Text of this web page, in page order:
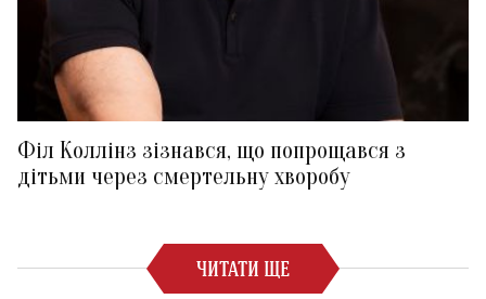
Філ Коллінз зізнався, що попрощався з
дітьми через смертельну хворобу
ЧИТАТИ ЩЕ